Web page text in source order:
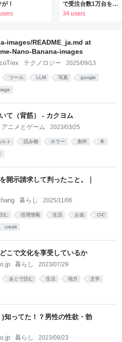
！
で受注台数1万台を突
破
34 users
images/README_ja.md at
Nano-Banana-images
テクノロジー 2025/09/13
ツール LLM 写真 google
て（背筋） - カクヨム
アニメとゲーム 2023/03/25
ルト 読み物 ホラー 創作 本
開示請求して判ったこと。｜
暮らし 2025/11/06
む 信用情報 生活 お金 CIC
credit
こで文化を享受しているか
暮らし 2023/07/29
あとで読む 生活 地方 文学
)知ってた！？男性の性欲・勃
暮らし 2023/08/23